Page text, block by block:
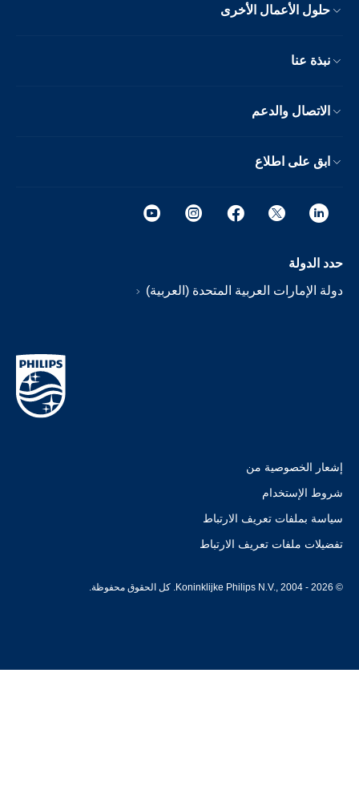
حلول الأعمال الأخرى
نبذة عنا
الاتصال والدعم
ابق على اطلاع
حدد الدولة
دولة الإمارات العربية المتحدة (العربية)
إشعار الخصوصية من
شروط الإستخدام
سياسة بملفات تعريف الارتباط
تفضيلات ملفات تعريف الارتباط
© Koninklijke Philips N.V., 2004 - 2026. كل الحقوق محفوظة.